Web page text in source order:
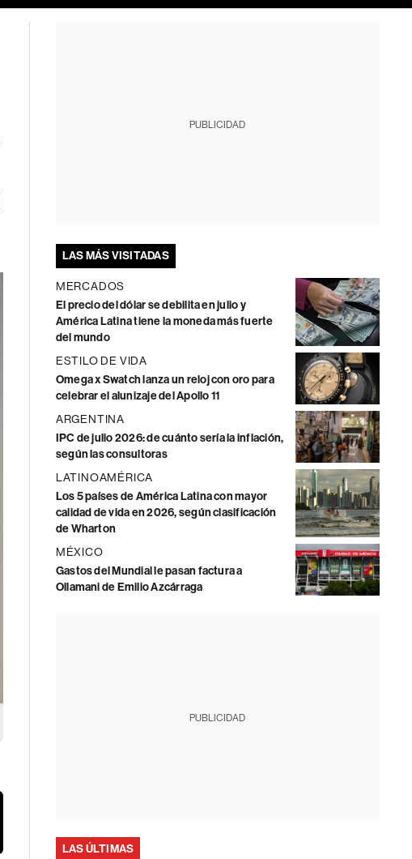
PUBLICIDAD
LAS MÁS VISITADAS
MERCADOS
El precio del dólar se debilita en julio y
América Latina tiene la moneda más fuerte
del mundo
ESTILO DE VIDA
Omega x Swatch lanza un reloj con oro para
celebrar el alunizaje del Apollo 11
ARGENTINA
IPC de julio 2026: de cuánto sería la inflación,
según las consultoras
LATINOAMÉRICA
Los 5 países de América Latina con mayor
calidad de vida en 2026, según clasificación
de Wharton
MÉXICO
Gastos del Mundial le pasan factura a
Ollamani de Emilio Azcárraga
PUBLICIDAD
LAS ÚLTIMAS